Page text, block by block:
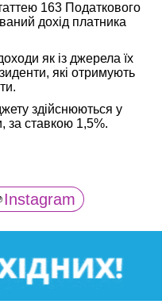
163 Податкового
дохід платника
як із джерела їх
які отримують
здійснюються у
за ставкою 1,5%.
Instagram